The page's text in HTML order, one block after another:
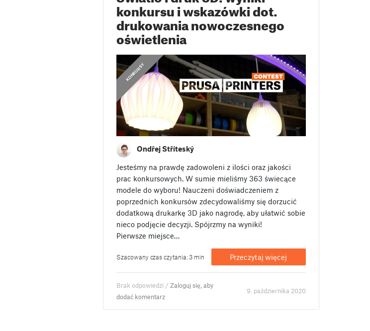
konkursu i wskazówki dot.
drukowania nowoczesnego
oświetlenia
KONKURSY
Ondřej Stříteský
Jesteśmy na prawdę zadowoleni z ilości oraz jakości
prac konkursowych. W sumie mieliśmy 363 świecące
modele do wyboru! Nauczeni doświadczeniem z
poprzednich konkursów zdecydowaliśmy się dorzucić
dodatkową drukarkę 3D jako nagrodę, aby ułatwić sobie
nieco podjęcie decyzji. Spójrzmy na wyniki!
Pierwsze miejsce…
Szacowany czas czytania: 3 min Przeczytaj więcej
Brak odpowiedzi /Zaloguj się, aby
dodać komentarz
9. października 2020